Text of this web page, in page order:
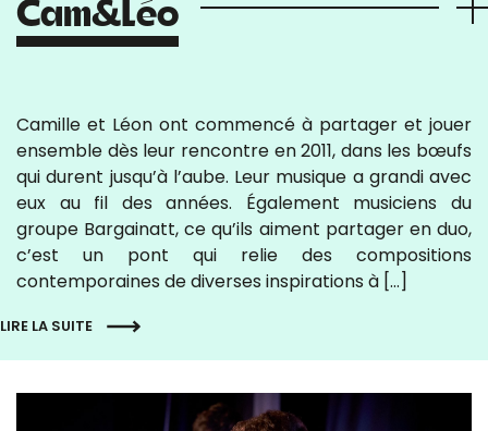
Cam&Léo
Camille et Léon ont commencé à partager et jouer
ensemble dès leur rencontre en 2011, dans les bœufs
qui durent jusqu’à l’aube. Leur musique a grandi avec
eux au fil des années. Également musiciens du
groupe Bargainatt, ce qu’ils aiment partager en duo,
c’est un pont qui relie des compositions
contemporaines de diverses inspirations à […]
LIRE LA SUITE